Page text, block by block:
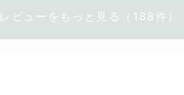
レビューをもっと見る（188件）